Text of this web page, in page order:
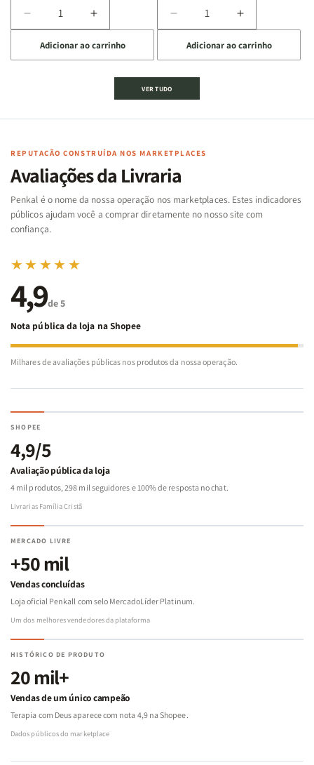
Diminuir
a
quantidade
de
Cartas
Famílias
Bíblia
-
Penkal
Aumentar
a
quantidade
de
Jogo
Cartas
Famílias
da
Bíblia
-
Penkal
Adicionar ao carrinho
Diminuir
a
quantidade
de
Jogo
|
de
Aumentar
a
quantidade
de
|
Adicionar ao carrinho
VER TUDO
REPUTAÇÃO CONSTRUÍDA NOS MARKETPLACES
Avaliações da Livraria
Penkal é o nome da nossa operação nos marketplaces. Estes indicadores
públicos ajudam você a comprar diretamente no nosso site com
confiança.
★★★★★
4,9de 5
Nota pública da loja na Shopee
Milhares de avaliações públicas nos produtos da nossa operação.
SHOPEE
4,9/5
Avaliação pública da loja
4 mil produtos, 298 mil seguidores e 100% de resposta no chat.
Livrarias Família Cristã
MERCADO LIVRE
+50 mil
Vendas concluídas
Loja oficial Penkall com selo MercadoLíder Platinum.
Um dos melhores vendedores da plataforma
HISTÓRICO DE PRODUTO
20 mil+
Vendas de um único campeão
Terapia com Deus aparece com nota 4,9 na Shopee.
Dados públicos do marketplace